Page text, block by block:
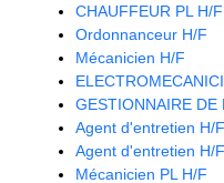
CHAUFFEUR PL H/F
Ordonnanceur H/F
Mécanicien H/F
GESTIONNAIRE DE
Agent d'entretien H/F
Agent d'entretien H/F
Mécanicien PL H/F